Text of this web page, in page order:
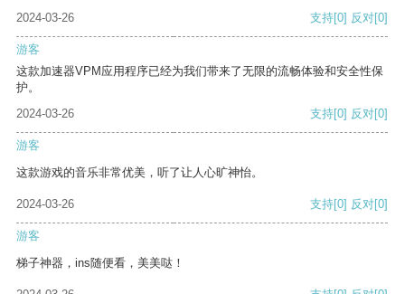
2024-03-26
支持[0] 反对[0]
游客
这款加速器VPM应用程序已经为我们带来了无限的流畅体验和安全性保
护。
2024-03-26
支持[0] 反对[0]
游客
这款游戏的音乐非常优美，听了让人心旷神怡。
2024-03-26 支持[0] 反对[0]
游客
梯子神器，ins随便看，美美哒！